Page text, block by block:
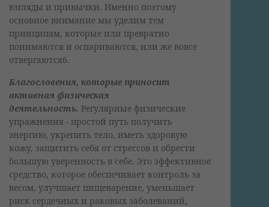
взгляды и привычки. Именно поэтому
основное внимание мы уделим тем
принципам, которые или превратно
понимаются и оспариваются, или же вовсе
отвергаются6.
Благословения, которые приносит
активная физическая
деятельность. Регулярные физические
упражнения - простой путь получить
энергию, укрепить тело, иметь здоровую
кожу, защитить себя от стрессов и обрести
большую уверенность в себе. Это эффективное
средство, которое обеспечивает контроль за
весом, улучшает пищеварение, уменьшает
риск сердечных и раковых заболеваний,